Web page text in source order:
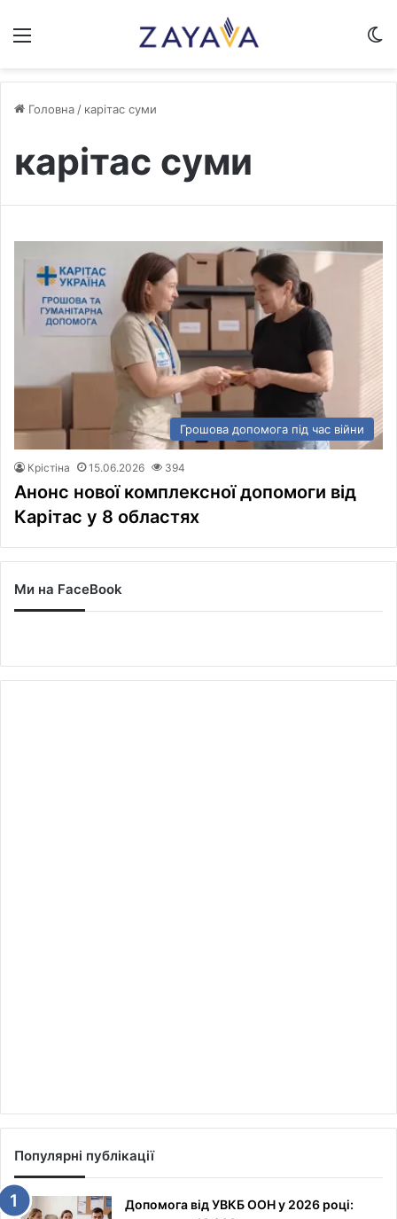
Головна / карітас суми
карітас суми
Грошова допомога під час війни
Крістіна 15.06.2026 394
Анонс нової комплексної допомоги від
Карітас у 8 областях
Ми на FaceBook
Популярні публікації
Допомога від УВКБ ООН у 2026 році: